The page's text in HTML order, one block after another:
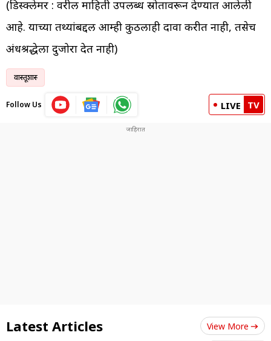
(डिस्क्लेमर : वरील माहिती उपलब्ध स्रोतावरून देण्यात आलेली
आहे. याच्या तथ्यांबद्दल आम्ही कुठलाही दावा करीत नाही, तसेच
अंधश्रद्धेला दुजोरा देत नाही)
वास्तूशास्त्र
Follow Us LIVE TV
Latest Articles View More